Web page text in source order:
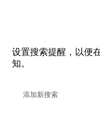
设置搜索提醒，以便
知。